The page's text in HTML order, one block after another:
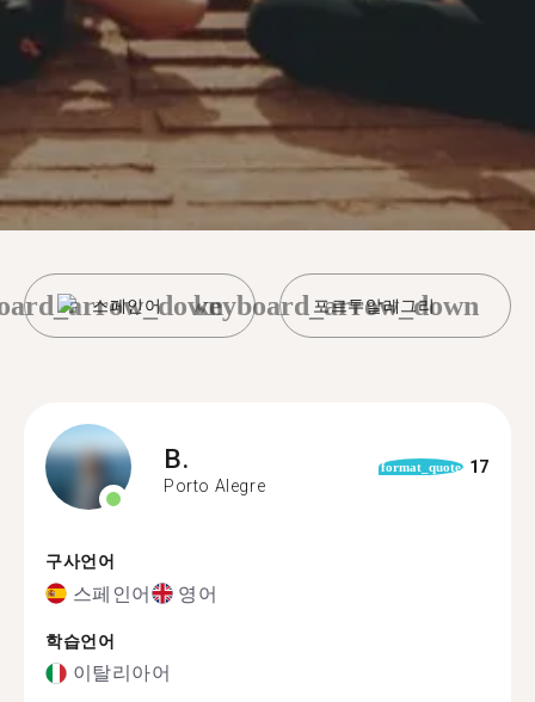
스페인어 포르투알레그리
keyboard_arrow_down
B.
Porto Alegre
format_quote 17
구사언어
스페인어 영어
학습언어
이탈리아어